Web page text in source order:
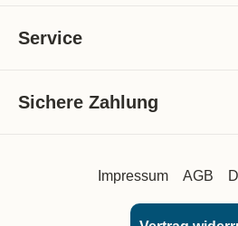
Service
Sichere Zahlung
Impressum AGB